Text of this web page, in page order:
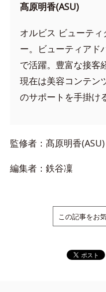
髙原明香(ASU)
オルビス ビューティ
ー。ビューティアド
で活躍。豊富な接客
現在は美容コンテン
のサポートを手掛け
監修者：髙原明香(ASU)
編集者：鉄谷凜
この記事をお